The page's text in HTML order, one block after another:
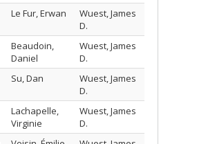
Le Fur, Erwan
Wuest, James
D.
Beaudoin,
Daniel
Wuest, James
D.
Su, Dan
Wuest, James
D.
Lachapelle,
Virginie
Wuest, James
D.